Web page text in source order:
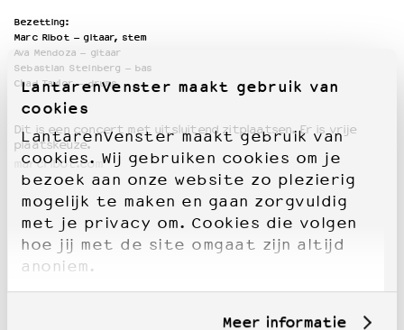
LantarenVenster maakt gebruik van
cookies
LantarenVenster maakt gebruik van
cookies. Wij gebruiken cookies om je
bezoek aan onze website zo plezierig
mogelijk te maken en gaan zorgvuldig
met je privacy om. Cookies die volgen
hoe jij met de site omgaat zijn altijd
anoniem.
Meer informatie
Bezetting:
Marc Ribot – gitaar, stem
Ava Mendoza – gitaar
Sebastian Steinberg – bas
Chad Taylor – drums
Dit is een concert met uitsluitend zitplaatsen. Er is vrije
plaatskeuze.
marcribot.com